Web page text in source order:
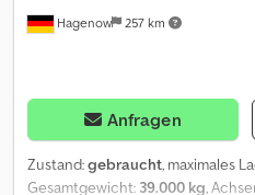
Hagenow 257 km
Anfragen
Zustand:gebraucht, maximales
Gesamtgewicht: 39.000 kg,